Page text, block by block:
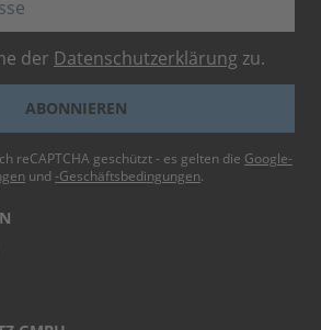
der Datenschutzerklärung zu.
ABONNIEREN
reCAPTCHA geschützt - es gelten die Google-
und -Geschäftsbedingungen.